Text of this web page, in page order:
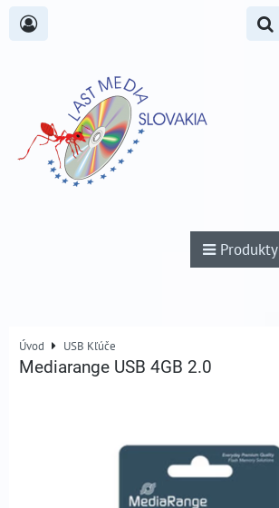
Produkty
Úvod USB Kľúče
Mediarange USB 4GB 2.0